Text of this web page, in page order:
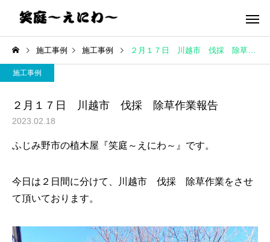
施工事例 施工事例 ２月１７日 川越市 伐採 除草作業報告
施工事例
２月１７日 川越市 伐採 除草作業報告
2023.02.18
ふじみ野市の植木屋『笑庭～えにわ～』です。
今日は２日間に分けて、川越市 伐採 除草作業をさせ
て頂いております。